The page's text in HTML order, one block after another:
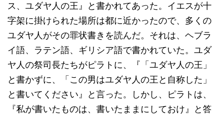
ス、ユダヤ人の王』と書かれてあった。イエスが十
字架に掛けられた場所は都に近かったので、多くの
ユダヤ人がその罪状書きを読んだ。それは、ヘブラ
イ語、ラテン語、ギリシア語で書かれていた。ユダ
ヤ人の祭司長たちがピラトに、『「ユダヤ人の王」
と書かずに、「この男はユダヤ人の王と自称した」
と書いてください』と言った。しかし、ピラトは、
『私が書いたものは、書いたままにしておけ』と答